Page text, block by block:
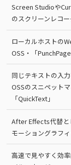
Screen Studioや
のスクリーンレコ
ローカルホストの
OSS・「PunchPage
同じテキストの入
OSSのスニペット
「QuickText」
After Effects代替と
モーショングラフ
高速で見やすく効